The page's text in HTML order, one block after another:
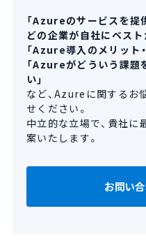
「Azureのサービスを提
どの企業が自社にベスト
「Azure導入のメリット
「Azureがどういう課題
い」
など、Azureに関するお
せください。
中立的な立場で、貴社
案いたします。
お問い